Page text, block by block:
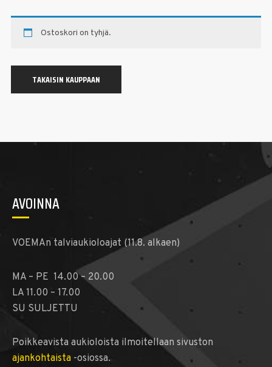
Ostoskori on tyhjä.
TAKAISIN KAUPPAAN
AVOINNA
VOEMAn talviaukioloajat (11.8. alkaen)
MA – PE 14.00 – 20.00
LA 11.00 – 17.00
SU SULJETTU
Poikkeavista aukioloista ilmoitellaan sivuston
ajankohtaista -osiossa.